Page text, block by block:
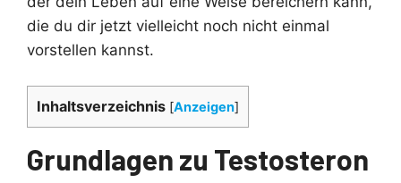
die du dir jetzt vielleicht noch nicht einmal
vorstellen kannst.
Inhaltsverzeichnis [Anzeigen]
Grundlagen zu Testosteron